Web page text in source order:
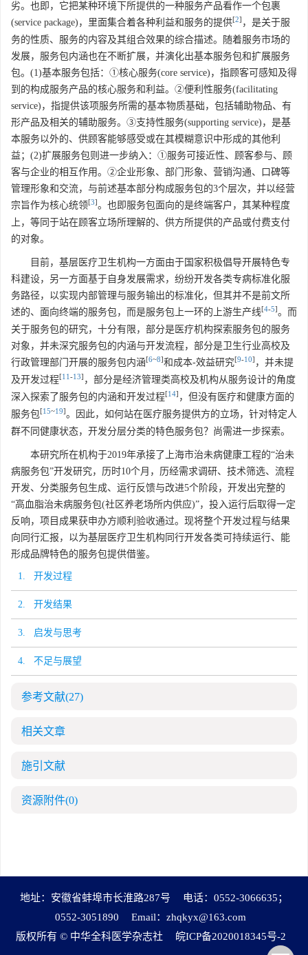
劣。也即，它把某种环境下所提供的一种服务产品看作一个包裹
(service package)，里面集合着各种利益和服务的提供[2] ，是关于服
务的性质、服务的内容及其组合效果的综合描述。随着服务市场的
发展，服务包内涵也在不断扩展，并演化出基本服务包和扩展服务
包。(1)基本服务包括：①核心服务(core service)，指顾客可感知及得
到的构成服务产品的核心服务和利益。②便利性服务(facilitating
service)，指提供该项服务所需的基本物质基础，包括辅助物品、有
形产品及相关的辅助服务。③支持性服务(supporting service)，是基
本服务以外的、供顾客能够感受或在其模糊意识中形成的其他利
益；(2)扩展服务包则进一步纳入：①服务可接近性、顾客参与、顾
客与企业的相互作用。②企业形象、部门形象、营销沟通、口碑等
管理形象和交流，与前述基本部分构成服务包的3个层次，并以经营
宗旨作为核心统领[3]。也即服务包面向的是终端客户，其某种程度
上，等同于站在顾客立场所理解的、供方所提供的产品或付费支付
的对象。
目前，基层医疗卫生机构一方面由于国家积极倡导开展特色专
科建设，另一方面基于自身发展需求，纷纷开发各类专病标准化服
务路径，以实现内部管理与服务输出的标准化，但其并不是前文所
述的、面向终端的服务包，而是服务包上一环的上游生产线[4-5]。而
关于服务包的研究，十分有限，部分是医疗机构探索服务包的服务
对象，并未深究服务包的内涵与开发流程，部分是卫生行业高校及
行政管理部门开展的服务包内涵[6~8]和成本-效益研究[9-10] ，并未提
及开发过程[11 -13] ，部分是经济管理类高校及机构从服务设计的角度
深入探索了服务包的内涵和开发过程[14] ，但没有医疗和健康方面的
服务包[15~19]。因此，如何站在医疗服务提供方的立场，针对特定人
群不同健康状态，开发分层分类的特色服务包？尚需进一步探索。
本研究所在机构于2019年承接了上海市治未病健康工程的“治未
病服务包”开发研究，历时10个月，历经需求调研、技术筛选、流程
开发、分类服务包生成、运行反馈与改进5个阶段，开发出完整的
“高血脂治未病服务包(社区养老场所内供应)”，投入运行后取得一定
反响，项目成果获申办方顺利验收通过。现将整个开发过程与结果
向同行汇报，以为基层医疗卫生机构同行开发各类可持续运行、能
形成品牌特色的服务包提供借鉴。
1. 开发过程
2. 开发结果
3. 启发与思考
4. 不足与展望
参考文献(27)
相关文章
施引文献
资源附件(0)
地址：安徽省蚌埠市长淮路287号
电话：0552-3066635；
0552-3051890
Email： zhqkyx@163.com
版权所有 © 中华全科医学杂志社
皖ICP备2020018345号-2